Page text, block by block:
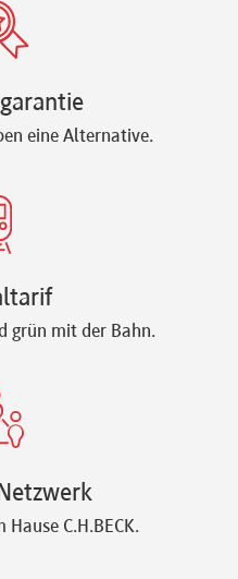
eine Alternative.
grün mit der Bahn.
Hause C.H.BECK.